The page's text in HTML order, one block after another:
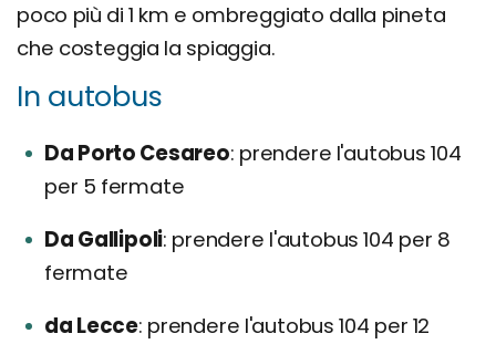
poco più di 1 km e ombreggiato dalla pineta
che costeggia la spiaggia.
In autobus
Da Porto Cesareo prendere l'autobus 104
per 5 fermate
Da Gallipoli prendere l'autobus 104 per 8
fermate
da Lecce prendere l'autobus 104 per 12